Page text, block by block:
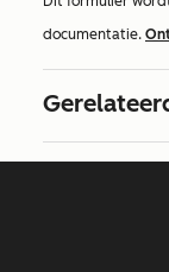
documentatie.